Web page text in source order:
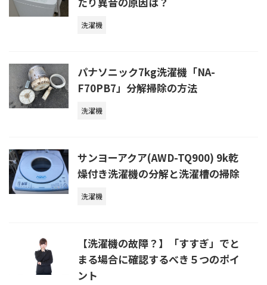
洗濯機
パナソニック7kg洗濯機「NA-
F70PB7」分解掃除の方法
洗濯機
サンヨーアクア(AWD-TQ900) 9k乾
燥付き洗濯機の分解と洗濯槽の掃除
洗濯機
【洗濯機の故障？】「すすぎ」でと
まる場合に確認するべき５つのポイ
ント